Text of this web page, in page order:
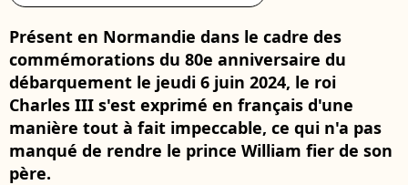
Présent en Normandie dans le cadre des
commémorations du 80e anniversaire du
débarquement le jeudi 6 juin 2024, le roi
Charles III s'est exprimé en français d'une
manière tout à fait impeccable, ce qui n'a pas
manqué de rendre le prince William fier de son
père.